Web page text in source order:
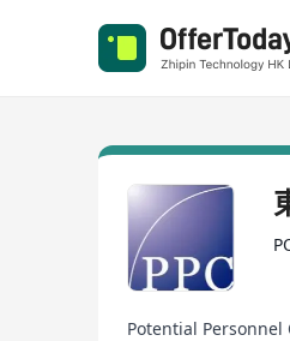
Potential